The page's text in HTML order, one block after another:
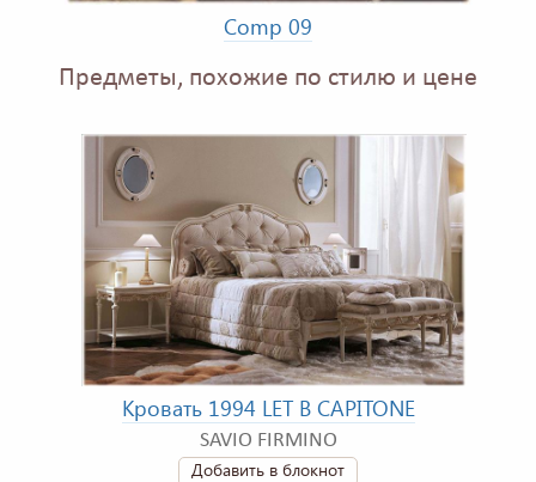
Comp 09
Предметы, похожие по стилю и цене
Кровать 1994 LET B CAPITONE
SAVIO FIRMINO
Добавить в блокнот